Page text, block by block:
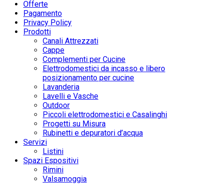
Offerte
Pagamento
Privacy Policy
Prodotti
Canali Attrezzati
Cappe
Complementi per Cucine
Elettrodomestici da incasso e libero
posizionamento per cucine
Lavanderia
Lavelli e Vasche
Outdoor
Piccoli elettrodomestici e Casalinghi
Progetti su Misura
Rubinetti e depuratori d’acqua
Servizi
Listini
Spazi Espositivi
Rimini
Valsamoggia